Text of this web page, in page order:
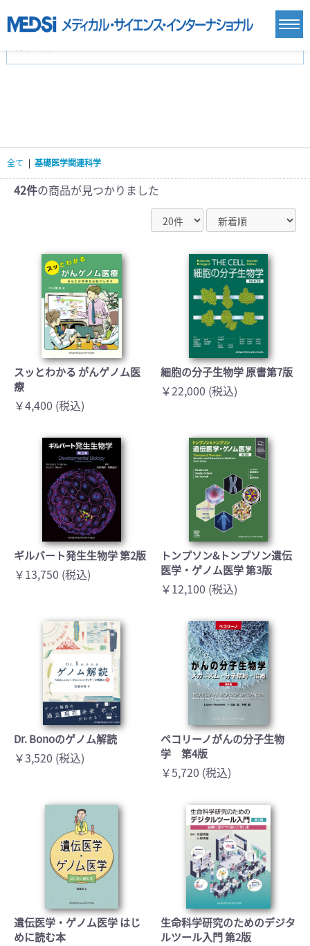
臨床医学:一般(359)
基礎医学(93)
看護学(21)
医療技術(16)
栄養学(0)
薬学(7)
医学一般(91) マルチメディア(0)
全て | 基礎医学関連科学
42件の商品が見つかりました
スッとわかる がんゲノム医
療
￥4,400 (税込)
細胞の分子生物学 原書第7版
￥22,000 (税込)
ギルバート発生生物学 第2版
￥13,750 (税込)
トンプソン&トンプソン遺伝
医学・ゲノム医学 第3版
￥12,100 (税込)
Dr. Bonoのゲノム解読
￥3,520 (税込)
ペコリーノがんの分子生物
学 第4版
￥5,720 (税込)
遺伝医学・ゲノム医学 はじ
めに読む本
生命科学研究のためのデジタ
ルツール入門 第2版